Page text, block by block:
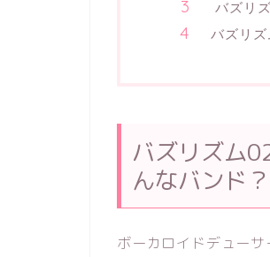
バズリ
バズリ
バズリズム
んなバンド？
ボーカロイドデュー